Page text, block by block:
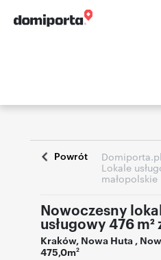
Powrót Domiporta.pl
Lokale
małopolskie
Nowoczesny
usługowy 476
Kraków, Nowa Huta ,
475,0m2